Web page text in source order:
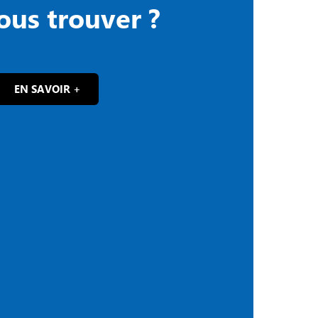
trouver ?
EN SAVOIR +